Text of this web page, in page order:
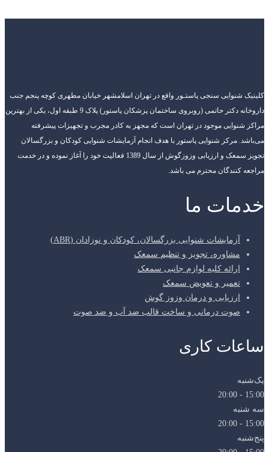
کلینیک شنوایی سنجی پاستـور واقع در تهران اسلامشهر خیابان مطهری کوچه پنجم جنب
داروخانه دکتر حاتمی (روبروی ساختمان پزشکان پاستور) پلاک 9 طبقه اول، یکی از بهترین
مراکز شنوایی موجود در تهران است که مجهز به کادر مجرب و تجهیزات پیشرفته
می‌باشد. مرکز شنوایی پاستور با هدف انجام آزمایشات شنوایی کودکان و بزرگسالان
تجویز سمعک و ارزیابی وزوزگوش از سال 1389 فعالیت خود را آغاز نموده و در خدمت
مراجعه کنندگان محترم می باشد.
خدمات ما
آزمایشات شنوایی بزرگسالان، کودکان و نوزادان (ABR)
مشاوره، تجویز و تنظیم سمعک
ارائه کلیه لوازم جانبی سمعک
تعمیر و تعویض سمعک
ارزیابی و درمان وزوز گوش
صوت درمانی و ساخت قالب ضد آب و ضد صوت
ساعات کاری
یک‌شنبه
15:00 - 20:00
سه شنبه
15:00 - 20:00
پنج‌شنبه